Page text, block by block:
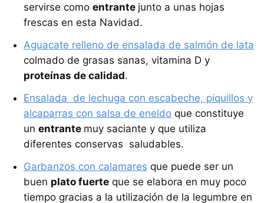
servirse como entrante junto a unas hojas
frescas en esta Navidad.
Aguacate relleno de ensalada de salmón de lata
colmado de grasas sanas, vitamina D y
proteínas de calidad.
Ensalada de lechuga con escabeche, piquillos y
alcaparras con salsa de eneldo que constituye
un entrante muy saciante y que utiliza
diferentes conservas saludables.
Garbanzos con calamares que puede ser un
buen plato fuerte que se elabora en muy poco
tiempo gracias a la utilización de la legumbre en